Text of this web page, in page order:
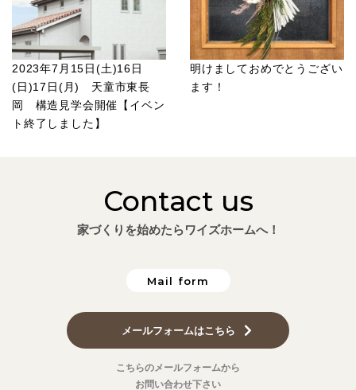
2023年7月15日(土)16日
(日)17日(月) 天童市東長
岡 構造見学会開催【イベン
ト終了しました】
明けましておめでとうござい
ます！
Contact us
家づくりを始めたらワイズホームへ！
Mail form
メールフォームはこちら
こちらのメールフォームから
お問い合わせ下さい